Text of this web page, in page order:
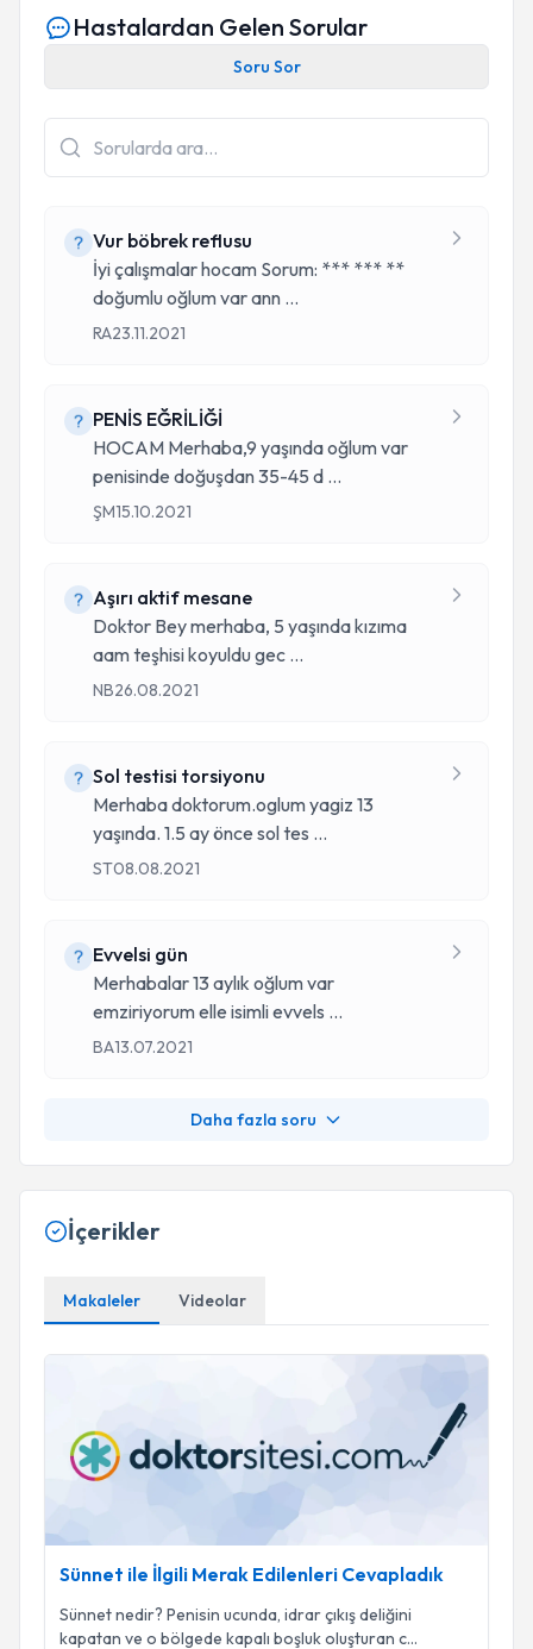
Hastalardan Gelen Sorular
Soru Sor
Vur böbrek reflusu
İyi çalışmalar hocam Sorum: *** *** **
doğumlu oğlum var ann ...
RA23.11.2021
PENİS EĞRİLİĞİ
HOCAM Merhaba,9 yaşında oğlum var
penisinde doğuşdan 35-45 d ...
ŞM15.10.2021
Aşırı aktif mesane
Doktor Bey merhaba, 5 yaşında kızıma
aam teşhisi koyuldu gec ...
NB26.08.2021
Sol testisi torsiyonu
Merhaba doktorum.oglum yagiz 13
yaşında. 1.5 ay önce sol tes ...
ST08.08.2021
Evvelsi gün
Merhabalar 13 aylık oğlum var
emziriyorum elle isimli evvels ...
BA13.07.2021
Daha fazla soru
İçerikler
Makaleler Videolar
Sünnet ile İlgili Merak Edilenleri Cevapladık
Sünnet nedir? Penisin ucunda, idrar çıkış deliğini
kapatan ve o bölgede kapalı boşluk oluşturan c...